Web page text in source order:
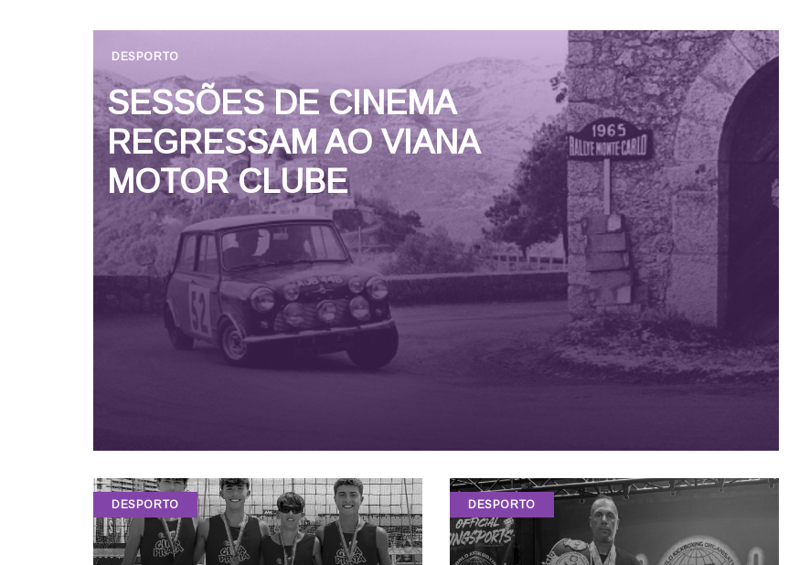
DESPORTO
SESSÕES DE CINEMA
REGRESSAM AO VIANA
MOTOR CLUBE
DESPORTO DESPORTO